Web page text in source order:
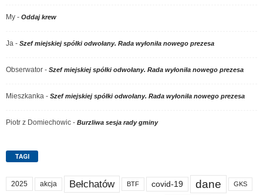
My - Oddaj krew
Ja - Szef miejskiej spółki odwołany. Rada wyłoniła nowego prezesa
Obserwator - Szef miejskiej spółki odwołany. Rada wyłoniła nowego prezesa
Mieszkanka - Szef miejskiej spółki odwołany. Rada wyłoniła nowego prezesa
Piotr z Domiechowic - Burzliwa sesja rady gminy
TAGI
2025 akcja Bełchatów BTF covid-19 dane GKS